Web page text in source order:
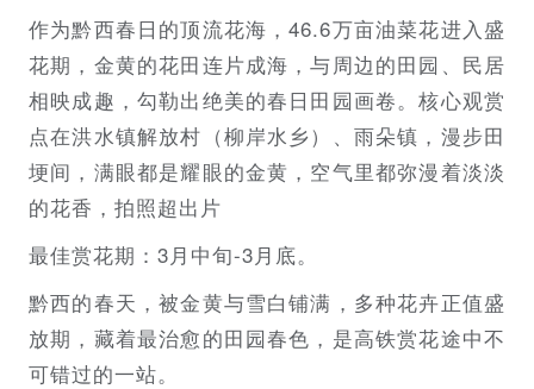
作为黔西春日的顶流花海，46.6万亩油菜花进入盛
花期，金黄的花田连片成海，与周边的田园、民居
相映成趣，勾勒出绝美的春日田园画卷。核心观赏
点在洪水镇解放村（柳岸水乡）、雨朵镇，漫步田
埂间，满眼都是耀眼的金黄，空气里都弥漫着淡淡
的花香，拍照超出片
最佳赏花期：3月中旬-3月底。
黔西的春天，被金黄与雪白铺满，多种花卉正值盛
放期，藏着最治愈的田园春色，是高铁赏花途中不
可错过的一站。